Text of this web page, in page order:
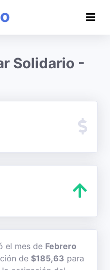
Solidario -
el mes de Febrero
de $185,63 para